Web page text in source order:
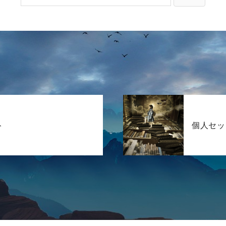
個人セ